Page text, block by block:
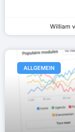
William
ALLGEMEIN